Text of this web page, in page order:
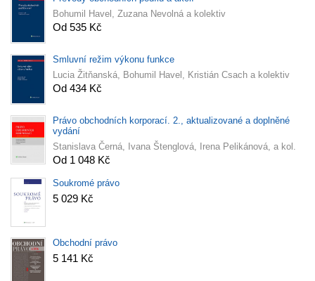
Bohumil Havel, Zuzana Nevolná a kolektiv
Od 535 Kč
Smluvní režim výkonu funkce
Lucia Žitňanská, Bohumil Havel, Kristián Csach a kolektiv
Od 434 Kč
Právo obchodních korporací. 2., aktualizované a doplněné
vydání
Stanislava Černá, Ivana Štenglová, Irena Pelikánová, a kol.
Od 1 048 Kč
Soukromé právo
5 029 Kč
Obchodní právo
5 141 Kč